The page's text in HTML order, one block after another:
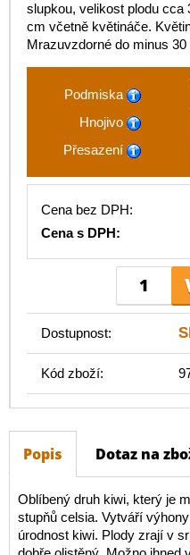
slupkou, velikost plodu
cm včetně květináče.
Mrazuvzdorné do minus 30
Podmiska
Hnojivo
Přesazení
Cena bez DPH:
Cena s DPH:
Dostupnost:
Kód zboží:
Popis Dotaz na
Oblíbený druh kiwi, který je
stupňů celsia. Vytváří
úrodnost kiwi. Plody zrají v